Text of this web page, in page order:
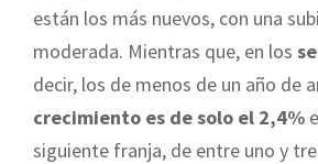
están los más nuevos, con una
moderada. Mientras que, en los
decir, los de menos de un año de
crecimiento es de solo el 2,4%
siguiente franja, de entre uno y